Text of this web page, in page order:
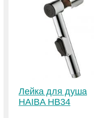
Лейка для душа
HAIBA HB34